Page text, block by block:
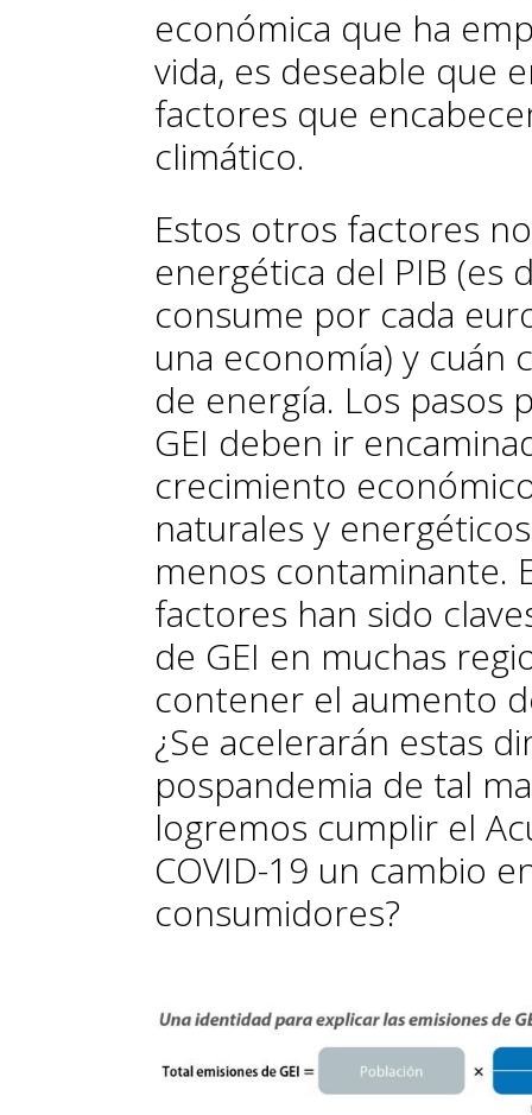
económica que ha
vida, es deseable que
factores que
climático.
Estos otros factores
energética del PIB (es
consume por cada
una economía) y cuán
de energía. Los pasos
GEI deben ir
crecimiento
naturales y
menos contaminante.
factores han sido
de GEI en muchas
contener el aumento
¿Se acelerarán estas
pospandemia de tal
logremos cumplir el
COVID-19 un cambio
consumidores?